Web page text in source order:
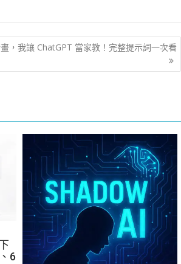
，我讓 ChatGPT 當家教！完整提示詞一次看
6